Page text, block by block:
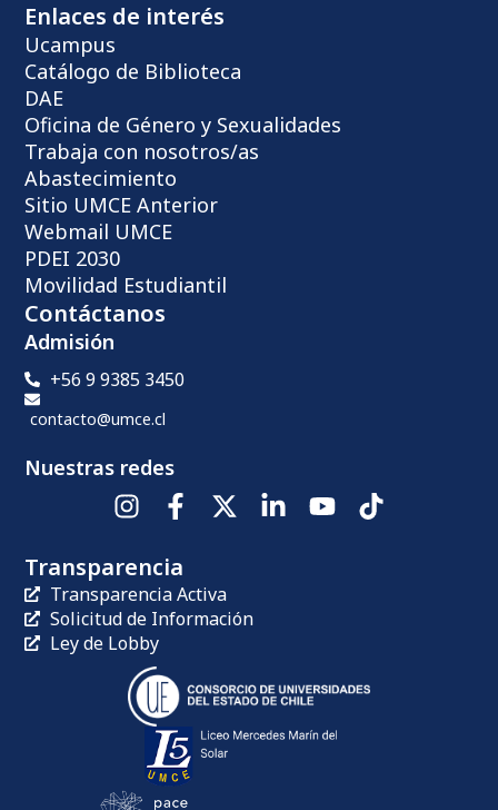
Enlaces de interés
Ucampus
Catálogo de Biblioteca
DAE
Oficina de Género y Sexualidades
Trabaja con nosotros/as
Abastecimiento
Sitio UMCE Anterior
Webmail UMCE
PDEI 2030
Movilidad Estudiantil
Contáctanos
Admisión
+56 9 9385 3450
contacto@umce.cl
Nuestras redes
Transparencia
Transparencia Activa
Solicitud de Información
Ley de Lobby